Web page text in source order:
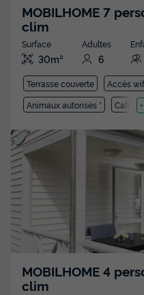
MOBILHOME 7
clim
Surface
30m²
Adultes
6
Terrasse couverte Accès
Animaux autorisés *
MOBILHOME 4
clim